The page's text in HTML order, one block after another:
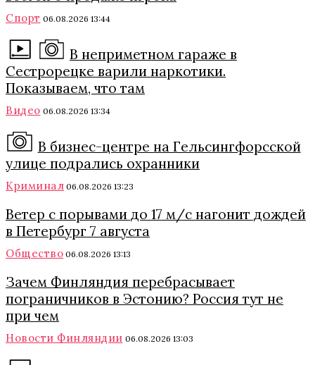
Спорт 06.08.2026 13:44
В неприметном гараже в
Сестрорецке варили наркотики.
Показываем, что там
Видео 06.08.2026 13:34
В бизнес-центре на Гельсингфорсской
улице подрались охранники
Криминал 06.08.2026 13:23
Ветер с порывами до 17 м/с нагонит дождей
в Петербург 7 августа
Общество 06.08.2026 13:13
Зачем Финляндия перебрасывает
пограничников в Эстонию? Россия тут не
при чем
Новости Финляндии 06.08.2026 13:03